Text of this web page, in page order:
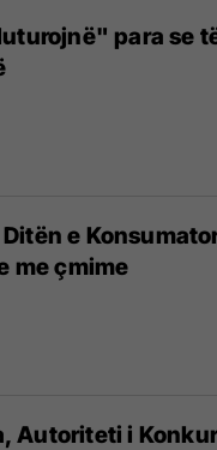
para se
e
me çmime
Autoriteti i